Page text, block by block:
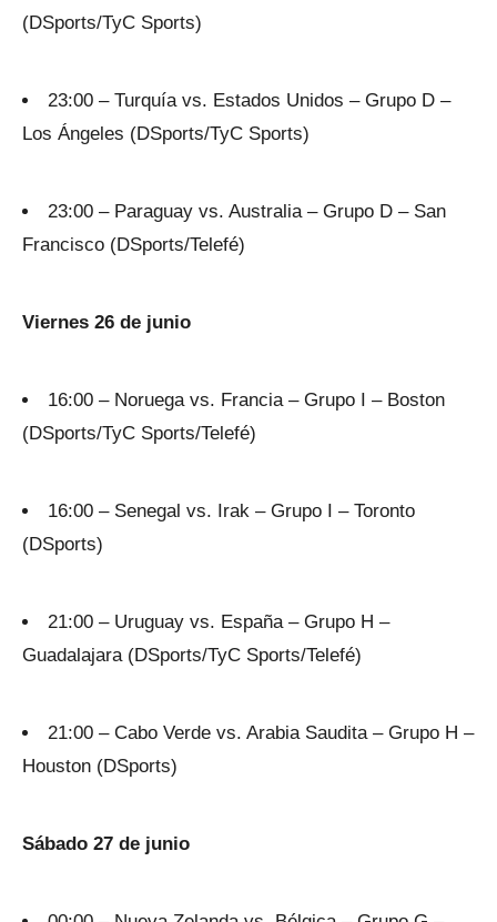
(DSports/TyC Sports)
23:00 – Turquía vs. Estados Unidos – Grupo D –
Los Ángeles (DSports/TyC Sports)
23:00 – Paraguay vs. Australia – Grupo D – San
Francisco (DSports/Telefé)
Viernes 26 de junio
16:00 – Noruega vs. Francia – Grupo I – Boston
(DSports/TyC Sports/Telefé)
16:00 – Senegal vs. Irak – Grupo I – Toronto
(DSports)
21:00 – Uruguay vs. España – Grupo H –
Guadalajara (DSports/TyC Sports/Telefé)
21:00 – Cabo Verde vs. Arabia Saudita – Grupo H –
Houston (DSports)
Sábado 27 de junio